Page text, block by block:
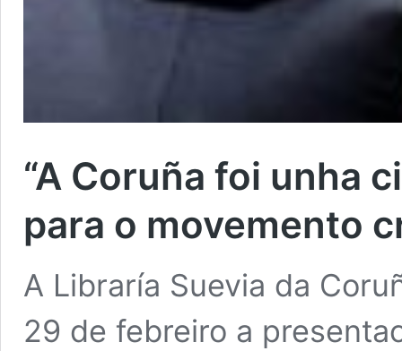
“A Coruña foi unha
para o movemento
A Libraría Suevia da
29 de febreiro a